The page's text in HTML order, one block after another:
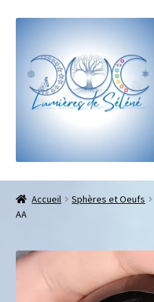
Boutique
Bracelets sur-mesure
Galets pouce anti-stress
Pendentifs sifflet et fioles
Accueil Sphères et Oeufs
AA